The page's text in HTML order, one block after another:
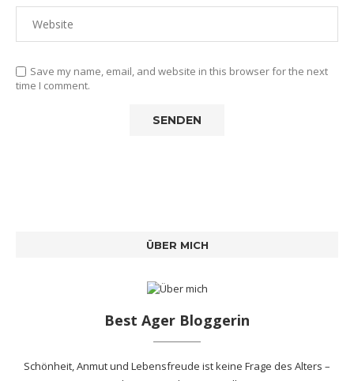
Save my name, email, and website in this browser for the next
time I comment.
ÜBER MICH
Best Ager Bloggerin
Schönheit, Anmut und Lebensfreude ist keine Frage des Alters –